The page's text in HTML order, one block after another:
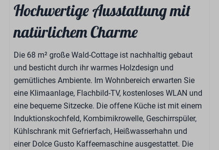
Hochwertige Ausstattung mit
natürlichem Charme
Die 68 m² große Wald-Cottage ist nachhaltig gebaut
und besticht durch ihr warmes Holzdesign und
gemütliches Ambiente. Im Wohnbereich erwarten Sie
eine Klimaanlage, Flachbild-TV, kostenloses WLAN und
eine bequeme Sitzecke. Die offene Küche ist mit einem
Induktionskochfeld, Kombimikrowelle, Geschirrspüler,
Kühlschrank mit Gefrierfach, Heißwasserhahn und
einer Dolce Gusto Kaffeemaschine ausgestattet. Die